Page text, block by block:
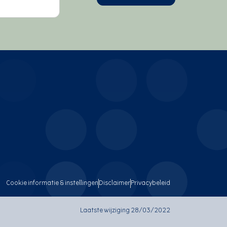
Cookie informatie & instellingen DisclaimerPrivacybeleid
Laatste wijziging 28/03/2022